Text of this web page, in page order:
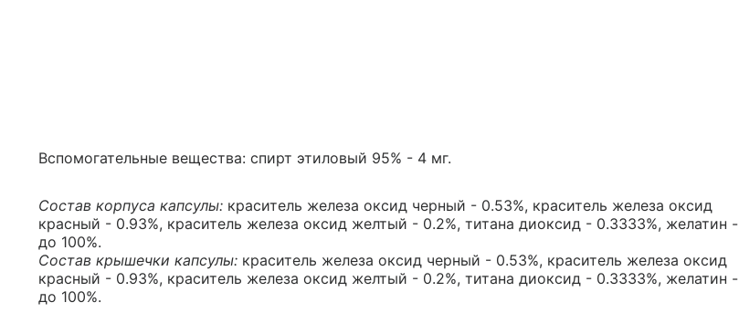
Вспомогательные вещества: спирт этиловый 95% - 4 мг.
Состав корпуса капсулы: краситель железа оксид черный - 0.53%, краситель железа оксид
красный - 0.93%, краситель железа оксид желтый - 0.2%, титана диоксид - 0.3333%, желатин -
до 100%.
Состав крышечки капсулы: краситель железа оксид черный - 0.53%, краситель железа оксид
красный - 0.93%, краситель железа оксид желтый - 0.2%, титана диоксид - 0.3333%, желатин -
до 100%.